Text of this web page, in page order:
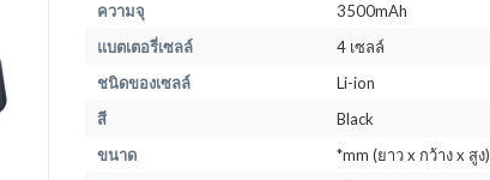
ความจุ
3500mAh
แบตเตอรี่เซลล์
4 เซลล์
ชนิดของเซลล์
Li-ion
สี
Black
ขนาด
*mm (ยาว x กว้าง x สูง)